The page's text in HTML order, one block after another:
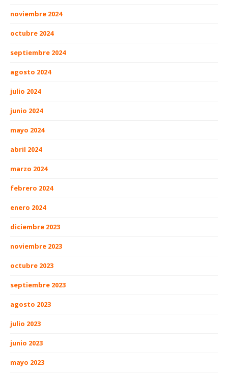
noviembre 2024
octubre 2024
septiembre 2024
agosto 2024
julio 2024
junio 2024
mayo 2024
abril 2024
marzo 2024
febrero 2024
enero 2024
diciembre 2023
noviembre 2023
octubre 2023
septiembre 2023
agosto 2023
julio 2023
junio 2023
mayo 2023